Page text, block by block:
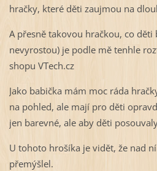
hračky, které děti zaujmou na
A přesně takovou hračkou, co
nevyrostou) je podle mě tenhle
shopu VTech.cz⁠
Jako babička mám moc ráda
na pohled, ale mají pro děti
jen barevné, ale aby děti
U tohoto hrošíka je vidět, že nad
přemýšlel.